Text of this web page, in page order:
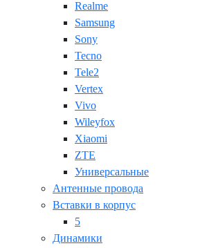
Realme
Samsung
Sony
Tecno
Tele2
Vertex
Vivo
Wileyfox
Xiaomi
ZTE
Универсальные
Антенные провода
Вставки в корпус
5
Динамики